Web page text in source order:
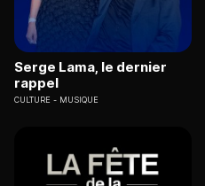
Serge Lama, le dernier
rappel
CULTURE MUSIQUE